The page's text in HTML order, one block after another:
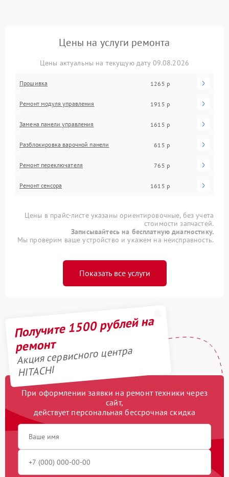
Цены на услуги ремонта
Цены актуальны на текущую дату 09.08.2026
Прошивка 1265 р
Ремонт модуля управления 1915 р
Замена панели управления 1615 р
Разблокировка варочной панели 615 р
Ремонт переключателя 765 р
Ремонт сенсора 1615 р
Цены в прайс-листе указаны ориентировочные, без учета
стоимости запчастей.
Записывайтесь на бесплатную диагностику.
Мы проверим ваше устройство и укажем на неисправность.
Показать все услуги
Получите 1500 рублей на
ремонт
Акция сервисного центра
HITACHI
При оформлении заявки на ремонт техники через
сайт,
действует персональная бессрочная скидка